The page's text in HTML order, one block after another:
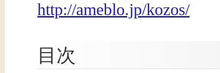
http://ameblo.jp/kozos/
目次